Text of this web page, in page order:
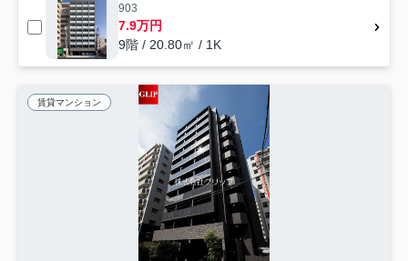
903
7.9万円
9階 / 20.80㎡ / 1K
賃貸マンション